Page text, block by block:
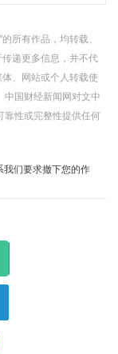
所有作品，均转载、
递更多信息，并不代
、网站或个人转载使
中国财经新闻网对文中
靠性或完整性提供任何
我们要求撤下您的作